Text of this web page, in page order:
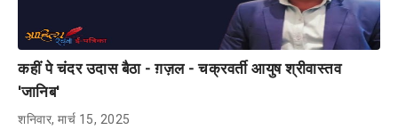
कहीं पे चंदर उदास बैठा - ग़ज़ल - चक्रवर्ती आयुष श्रीवास्तव
'जानिब'
शनिवार, मार्च 15, 2025